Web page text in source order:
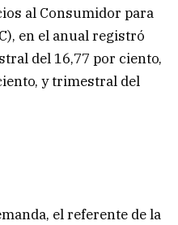
al Consumidor para
en el anual registró
del 16,77 por ciento,
y trimestral del
el referente de la